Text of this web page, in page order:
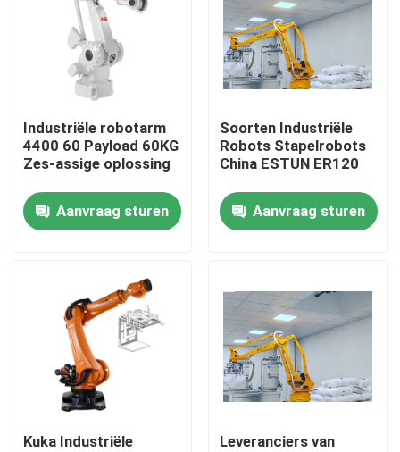
Video's
VR-show
Over ons
Fabriekstocht
Neem contact met ons op
Nieuws
Gevallen
Industriële robotarm
4400 60 Payload 60KG
Zes-assige oplossing
Aanvraag sturen
Soorten Industriële
Robots Stapelrobots
China ESTUN ER120
Aanvraag sturen
Kuka Industriële
Leveranciers van